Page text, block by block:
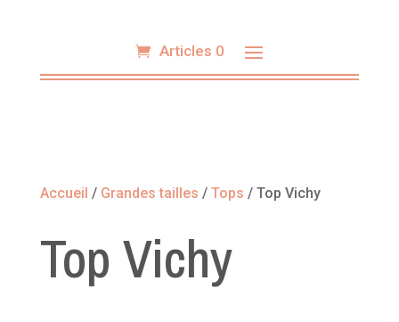
Articles 0
Accueil / Grandes tailles / Tops / Top Vichy
Top Vichy